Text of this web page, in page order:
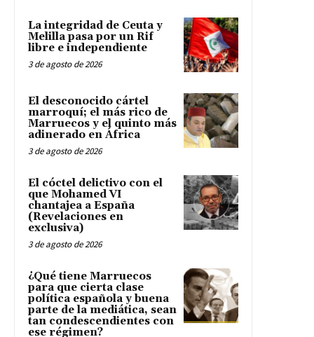
La integridad de Ceuta y
Melilla pasa por un Rif
libre e independiente
3 de agosto de 2026
El desconocido cártel
marroquí; el más rico de
Marruecos y el quinto más
adinerado en África
3 de agosto de 2026
El cóctel delictivo con el
que Mohamed VI
chantajea a España
(Revelaciones en
exclusiva)
3 de agosto de 2026
¿Qué tiene Marruecos
para que cierta clase
política española y buena
parte de la mediática, sean
tan condescendientes con
ese régimen?